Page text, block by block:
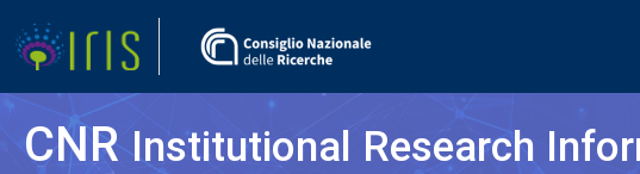
CNRInstitutional Research